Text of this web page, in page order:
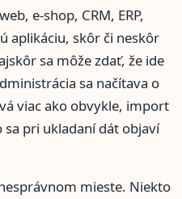
e-shop, CRM, ERP,
aplikáciu, skôr či neskôr
sa môže zdať, že ide
sa načítava o
viac ako obvykle, import
pri ukladaní dát objaví
mieste. Niekto